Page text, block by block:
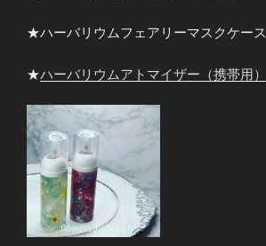
★ハーバリウムフェアリーマスクケース
★ハーバリウムアトマイザー（携帯用）